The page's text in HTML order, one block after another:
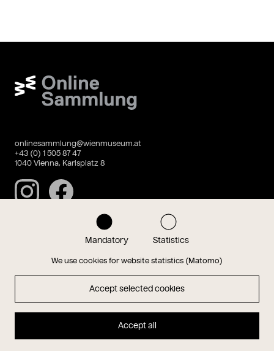
Mandatory Statistics
We use cookies for website statistics (Matomo)
Accept selected cookies
Accept all
Wien Museum Online Sammlung
onlinesammlung@wienmuseum.at
+43 (0) 1 505 87 47
1040 Vienna, Karlsplatz 8
InstagramFacebook
Magazin
Hauptseite
Imprint